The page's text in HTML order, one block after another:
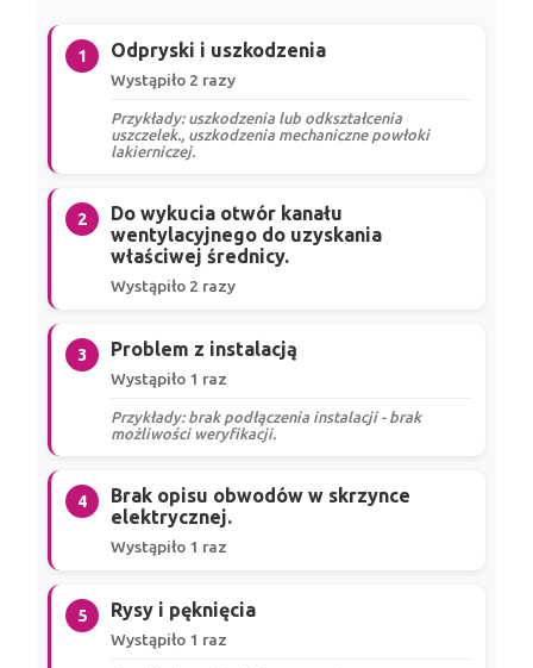
1 Odpryski i uszkodzenia
Wystąpiło 2 razy
Przykłady: uszkodzenia lub odkształcenia
uszczelek., uszkodzenia mechaniczne powłoki
lakierniczej.
2
Do wykucia otwór kanału
wentylacyjnego do uzyskania
właściwej średnicy.
Wystąpiło 2 razy
3 Problem z instalacją
Wystąpiło 1 raz
Przykłady: brak podłączenia instalacji - brak
możliwości weryfikacji.
4
Brak opisu obwodów w skrzynce
elektrycznej.
Wystąpiło 1 raz
5 Rysy i pęknięcia
Wystąpiło 1 raz